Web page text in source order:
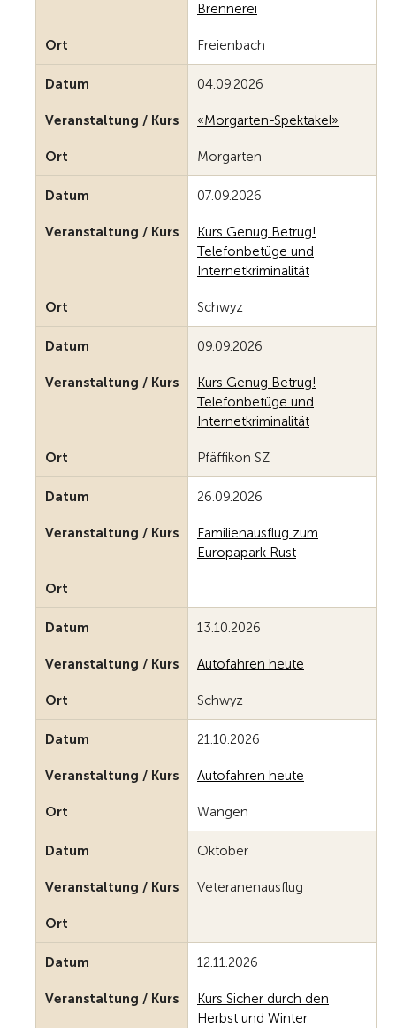
Brennerei
Ort Freienbach
Datum 04.09.2026
Veranstaltung / Kurs «Morgarten-Spektakel»
Ort Morgarten
Datum 07.09.2026
Veranstaltung / Kurs
Kurs Genug Betrug!
Telefonbetüge und
Internetkriminalität
Ort Schwyz
Datum 09.09.2026
Veranstaltung / Kurs
Kurs Genug Betrug!
Telefonbetüge und
Internetkriminalität
Ort Pfäffikon SZ
Datum 26.09.2026
Veranstaltung / Kurs
Familienausflug zum
Europapark Rust
Ort
Datum 13.10.2026
Veranstaltung / Kurs Autofahren heute
Ort Schwyz
Datum 21.10.2026
Veranstaltung / Kurs Autofahren heute
Ort Wangen
Datum Oktober
Veranstaltung / Kurs Veteranenausflug
Ort
Datum 12.11.2026
Veranstaltung / Kurs
Kurs Sicher durch den
Herbst und Winter